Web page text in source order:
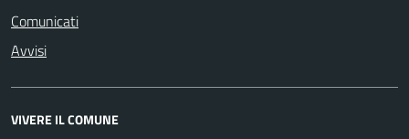
Comunicati
Avvisi
VIVERE IL COMUNE